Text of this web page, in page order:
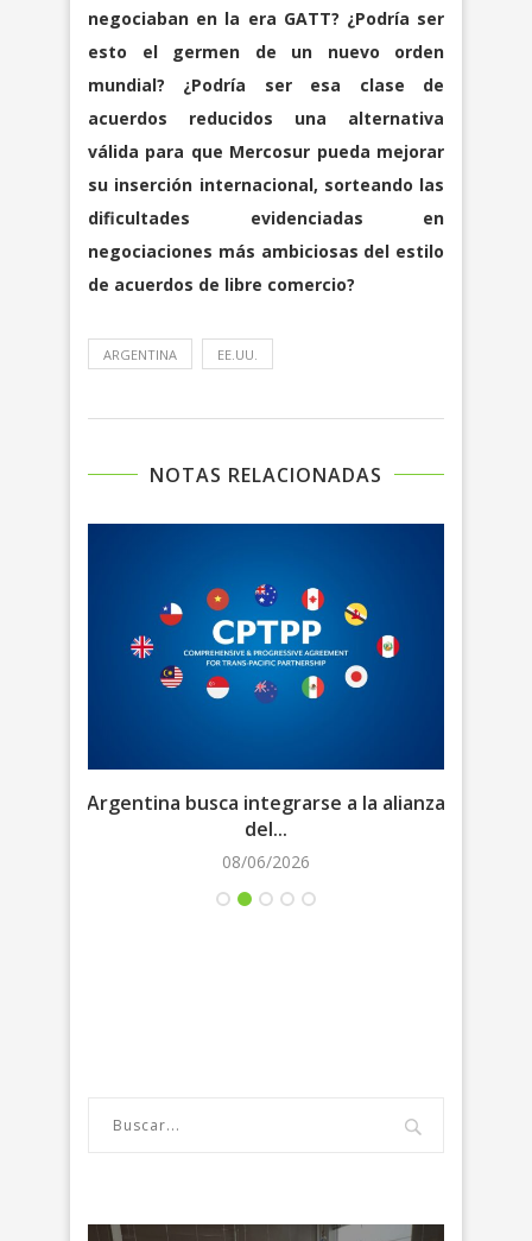
negociaban en la era GATT? ¿Podría ser
esto el germen de un nuevo orden
mundial? ¿Podría ser esa clase de
acuerdos reducidos una alternativa
válida para que Mercosur pueda mejorar
su inserción internacional, sorteando las
dificultades evidenciadas en
negociaciones más ambiciosas del estilo
de acuerdos de libre comercio?
ARGENTINA EE.UU.
NOTAS RELACIONADAS
Argentina busca integrarse a la alianza
del...
08/06/2026